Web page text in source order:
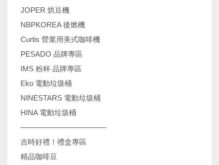
JOPER 烘豆機
NBPKOREA 後燃機
Curtis 營業用美式咖啡機
PESADO 品牌專區
IMS 粉杯 品牌專區
Eko 電動垃圾桶
NINESTARS 電動垃圾桶
HINA 電動垃圾桶
────────────────
吉時好禮！禮盒專區
精品咖啡豆